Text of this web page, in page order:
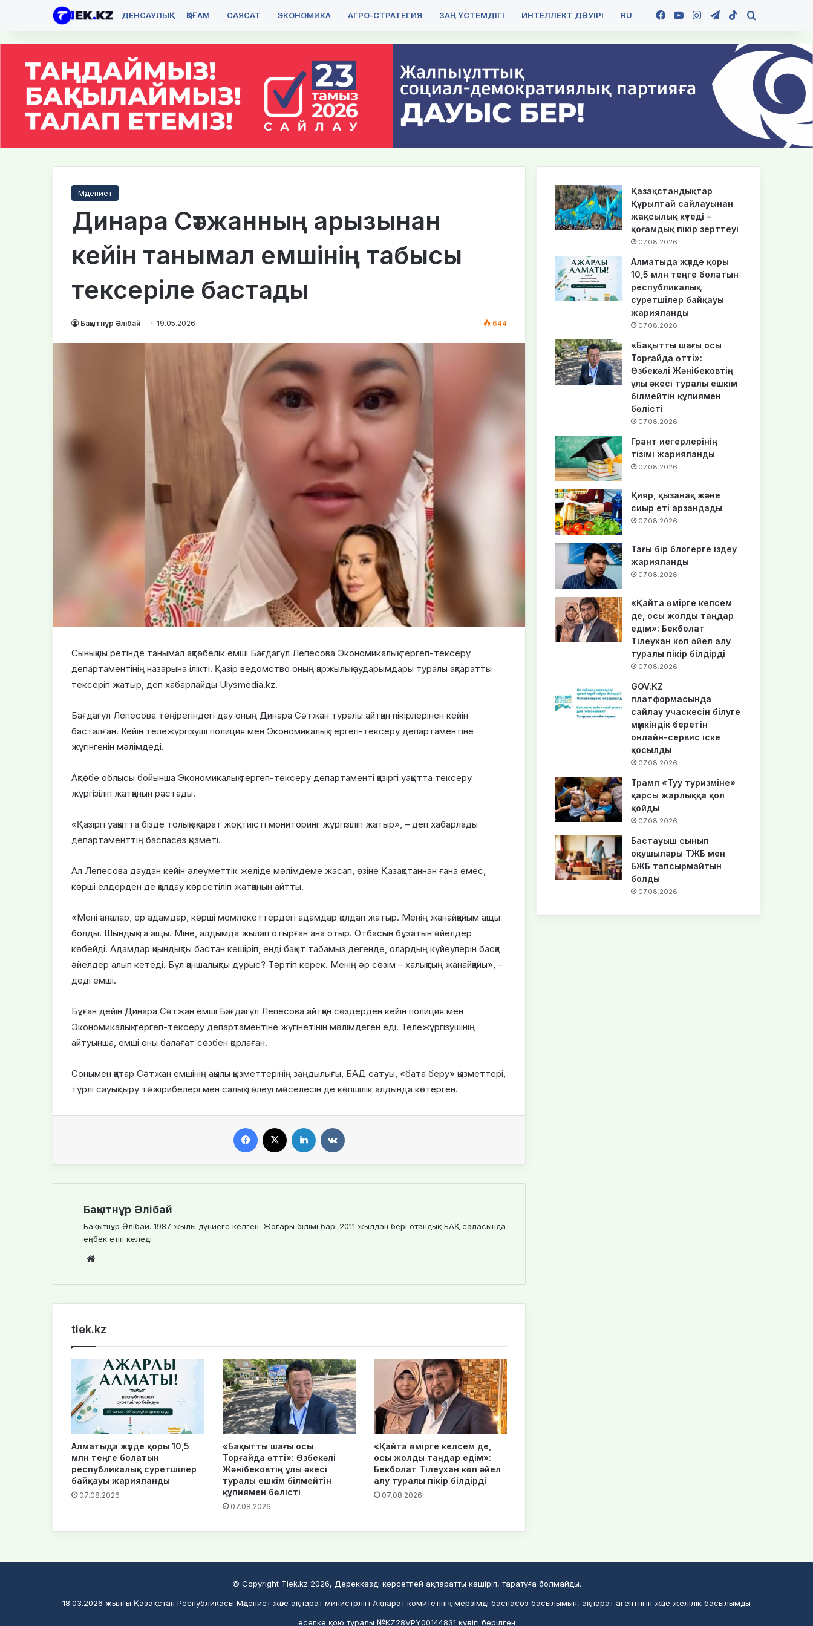
ДЕНСАУЛЫҚ ҚОҒАМ САЯСАТ ЭКОНОМИКА АГРО-СТРАТЕГИЯ ЗАҢ ҮСТЕМДІГІ ИНТЕЛЛЕКТ ДӘУІРІ RU Facebook
YouTubeInstagramTelegram
TikTok
Мәдениет
Динара Сәтжанның арызынан
кейін танымал емшінің табысы
тексеріле бастады
Бақытнұр Әлібай 19.05.2026 644
Сынықшы ретінде танымал ақтөбелік емші Бағдагүл Лепесова Экономикалық тергеп-тексеру
департаментінің назарына ілікті. Қазір ведомство оның қаржылық аударымдары туралы ақпаратты
тексеріп жатыр, деп хабарлайды Ulysmedia.kz.
Бағдагүл Лепесова төңірегіндегі дау оның Динара Сәтжан туралы айтқан пікірлерінен кейін
басталған. Кейін тележүргізуші полиция мен Экономикалық тергеп-тексеру департаментіне
жүгінгенін мәлімдеді.
Ақтөбе облысы бойынша Экономикалық тергеп-тексеру департаменті қазіргі уақытта тексеру
жүргізіліп жатқанын растады.
«Қазіргі уақытта бізде толық ақпарат жоқ, тиісті мониторинг жүргізіліп жатыр», – деп хабарлады
департаменттің баспасөз қызметі.
Ал Лепесова даудан кейін әлеуметтік желіде мәлімдеме жасап, өзіне Қазақстаннан ғана емес,
көрші елдерден де қолдау көрсетіліп жатқанын айтты.
«Мені аналар, ер адамдар, көрші мемлекеттердегі адамдар қолдап жатыр. Менің жанайқайым ащы
болды. Шындық та ащы. Міне, алдымда жылап отырған ана отыр. Отбасын бұзатын әйелдер
көбейді. Адамдар қиындықты бастан кешіріп, енді бақыт табамыз дегенде, олардың күйеулерін басқа
әйелдер алып кетеді. Бұл қаншалықты дұрыс? Тәртіп керек. Менің әр сөзім – халықтың жанайқайы», –
деді емші.
Бұған дейін Динара Сәтжан емші Бағдагүл Лепесова айтқан сөздерден кейін полиция мен
Экономикалық тергеп-тексеру департаментіне жүгінетінін мәлімдеген еді. Тележүргізушінің
айтуынша, емші оны балағат сөзбен қорлаған.
Сонымен қатар Сәтжан емшінің ақылы қызметтерінің заңдылығы, БАД сатуы, «бата беру» қызметтері,
түрлі сауықтыру тәжірибелері мен салық төлеуі мәселесін де көпшілік алдында көтерген.
Бақытнұр Әлібай
Бақытнұр Әлібай. 1987 жылы дүниеге келген. Жоғары білімі бар. 2011 жылдан бері отандық БАҚ саласында
еңбек етіп келеді
te
tiek.kz
Алматыда жүлде қоры 10,5
млн теңге болатын
республикалық суретшілер
байқауы жарияланды
07.08.2026
«Бақытты шағы осы
Торғайда өтті»: Өзбекәлі
Жәнібековтің ұлы әкесі
туралы ешкім білмейтін
құпиямен бөлісті
07.08.2026
«Қайта өмірге келсем де,
осы жолды таңдар едім»:
Бекболат Тілеухан көп әйел
алу туралы пікір білдірді
07.08.2026
Қазақстандықтар
Құрылтай сайлауынан
жақсылық күтеді –
қоғамдық пікір зерттеуі
07.08.2026
Алматыда жүлде қоры
10,5 млн теңге болатын
республикалық
суретшілер байқауы
жарияланды
07.08.2026
«Бақытты шағы осы
Торғайда өтті»:
Өзбекәлі Жәнібековтің
ұлы әкесі туралы ешкім
білмейтін құпиямен
бөлісті
07.08.2026
Грант иегерлерінің
тізімі жарияланды
07.08.2026
Қияр, қызанақ және
сиыр еті арзандады
07.08.2026
Тағы бір блогерге іздеу
жарияланды
07.08.2026
«Қайта өмірге келсем
де, осы жолды таңдар
едім»: Бекболат
Тілеухан көп әйел алу
туралы пікір білдірді
07.08.2026
GOV.KZ
платформасында
сайлау учаскесін білуге
мүмкіндік беретін
онлайн-сервис іске
қосылды
07.08.2026
Трамп «Туу туризміне»
қарсы жарлыққа қол
қойды
07.08.2026
Бастауыш сынып
оқушылары ТЖБ мен
БЖБ тапсырмайтын
болды
07.08.2026
© Copyright Tiek.kz 2026, Дереккөзді көрсетпей ақпаратты көшіріп, таратуға болмайды.
18.03.2026 жылғы Қазақстан Республикасы Мәдениет және ақпарат министрлігі Ақпарат комитетінің мерзімді баспасөз басылымын, ақпарат агенттігін және желілік басылымды
есепке қою туралы №KZ28VPY00144831 куәлігі берілген